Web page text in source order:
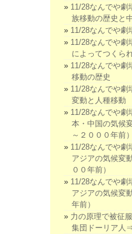
11/28なんでや
族移動の歴史と
11/28なんでや
11/28なんでや
によってつくら
11/28なんでや
移動の歴史
11/28なんでや
変動と人種移動
11/28なんでや
本・中国の気候
～２０００年前）
11/28なんでや
アジアの気候変
００年前）
11/28なんでや
アジアの気候変
年前）
力の原理で被征
集団ドーリア人